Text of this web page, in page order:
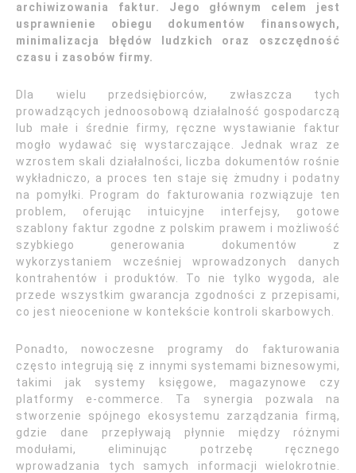
archiwizowania faktur. Jego głównym celem jest
usprawnienie obiegu dokumentów finansowych,
minimalizacja błędów ludzkich oraz oszczędność
czasu i zasobów firmy.
Dla wielu przedsiębiorców, zwłaszcza tych
prowadzących jednoosobową działalność gospodarczą
lub małe i średnie firmy, ręczne wystawianie faktur
mogło wydawać się wystarczające. Jednak wraz ze
wzrostem skali działalności, liczba dokumentów rośnie
wykładniczo, a proces ten staje się żmudny i podatny
na pomyłki. Program do fakturowania rozwiązuje ten
problem, oferując intuicyjne interfejsy, gotowe
szablony faktur zgodne z polskim prawem i możliwość
szybkiego generowania dokumentów z
wykorzystaniem wcześniej wprowadzonych danych
kontrahentów i produktów. To nie tylko wygoda, ale
przede wszystkim gwarancja zgodności z przepisami,
co jest nieocenione w kontekście kontroli skarbowych.
Ponadto, nowoczesne programy do fakturowania
często integrują się z innymi systemami biznesowymi,
takimi jak systemy księgowe, magazynowe czy
platformy e-commerce. Ta synergia pozwala na
stworzenie spójnego ekosystemu zarządzania firmą,
gdzie dane przepływają płynnie między różnymi
modułami, eliminując potrzebę ręcznego
wprowadzania tych samych informacji wielokrotnie.